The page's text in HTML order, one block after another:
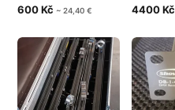
600 Kč ~ 24,40 €
4400 Kč